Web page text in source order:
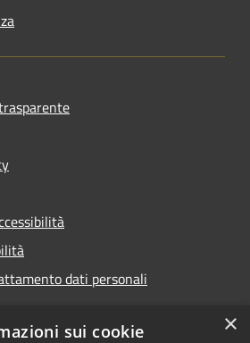
dati personali
×
sui cookie